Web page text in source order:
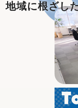
地域に根ざし